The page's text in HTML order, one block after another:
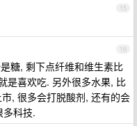
15
16
糖, 剩下点纤维和维生素比
是喜欢吃. 另外很多水果, 比
, 很多会打脱酸剂, 还有的会
多科技.